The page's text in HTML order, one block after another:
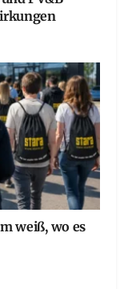
weiß, wo es